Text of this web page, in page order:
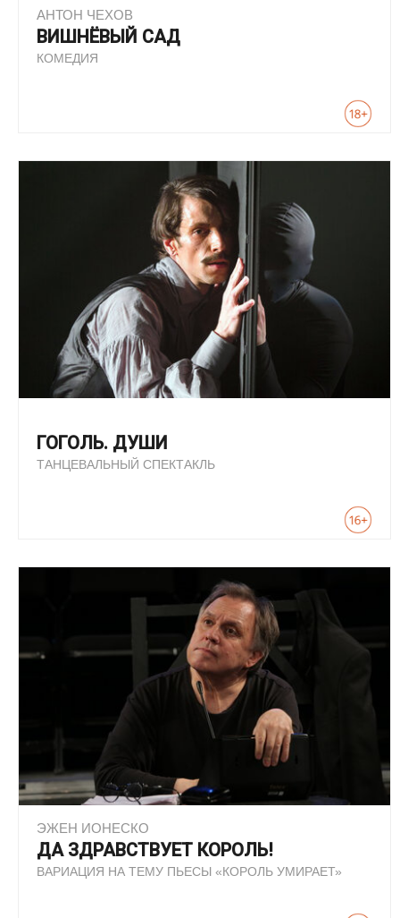
АНТОН ЧЕХОВ
ВИШНЁВЫЙ САД
КОМЕДИЯ
ГОГОЛЬ. ДУШИ
ТАНЦЕВАЛЬНЫЙ СПЕКТАКЛЬ
ЭЖЕН ИОНЕСКО
ДА ЗДРАВСТВУЕТ КОРОЛЬ!
ВАРИАЦИЯ НА ТЕМУ ПЬЕСЫ «КОРОЛЬ УМИРАЕТ»